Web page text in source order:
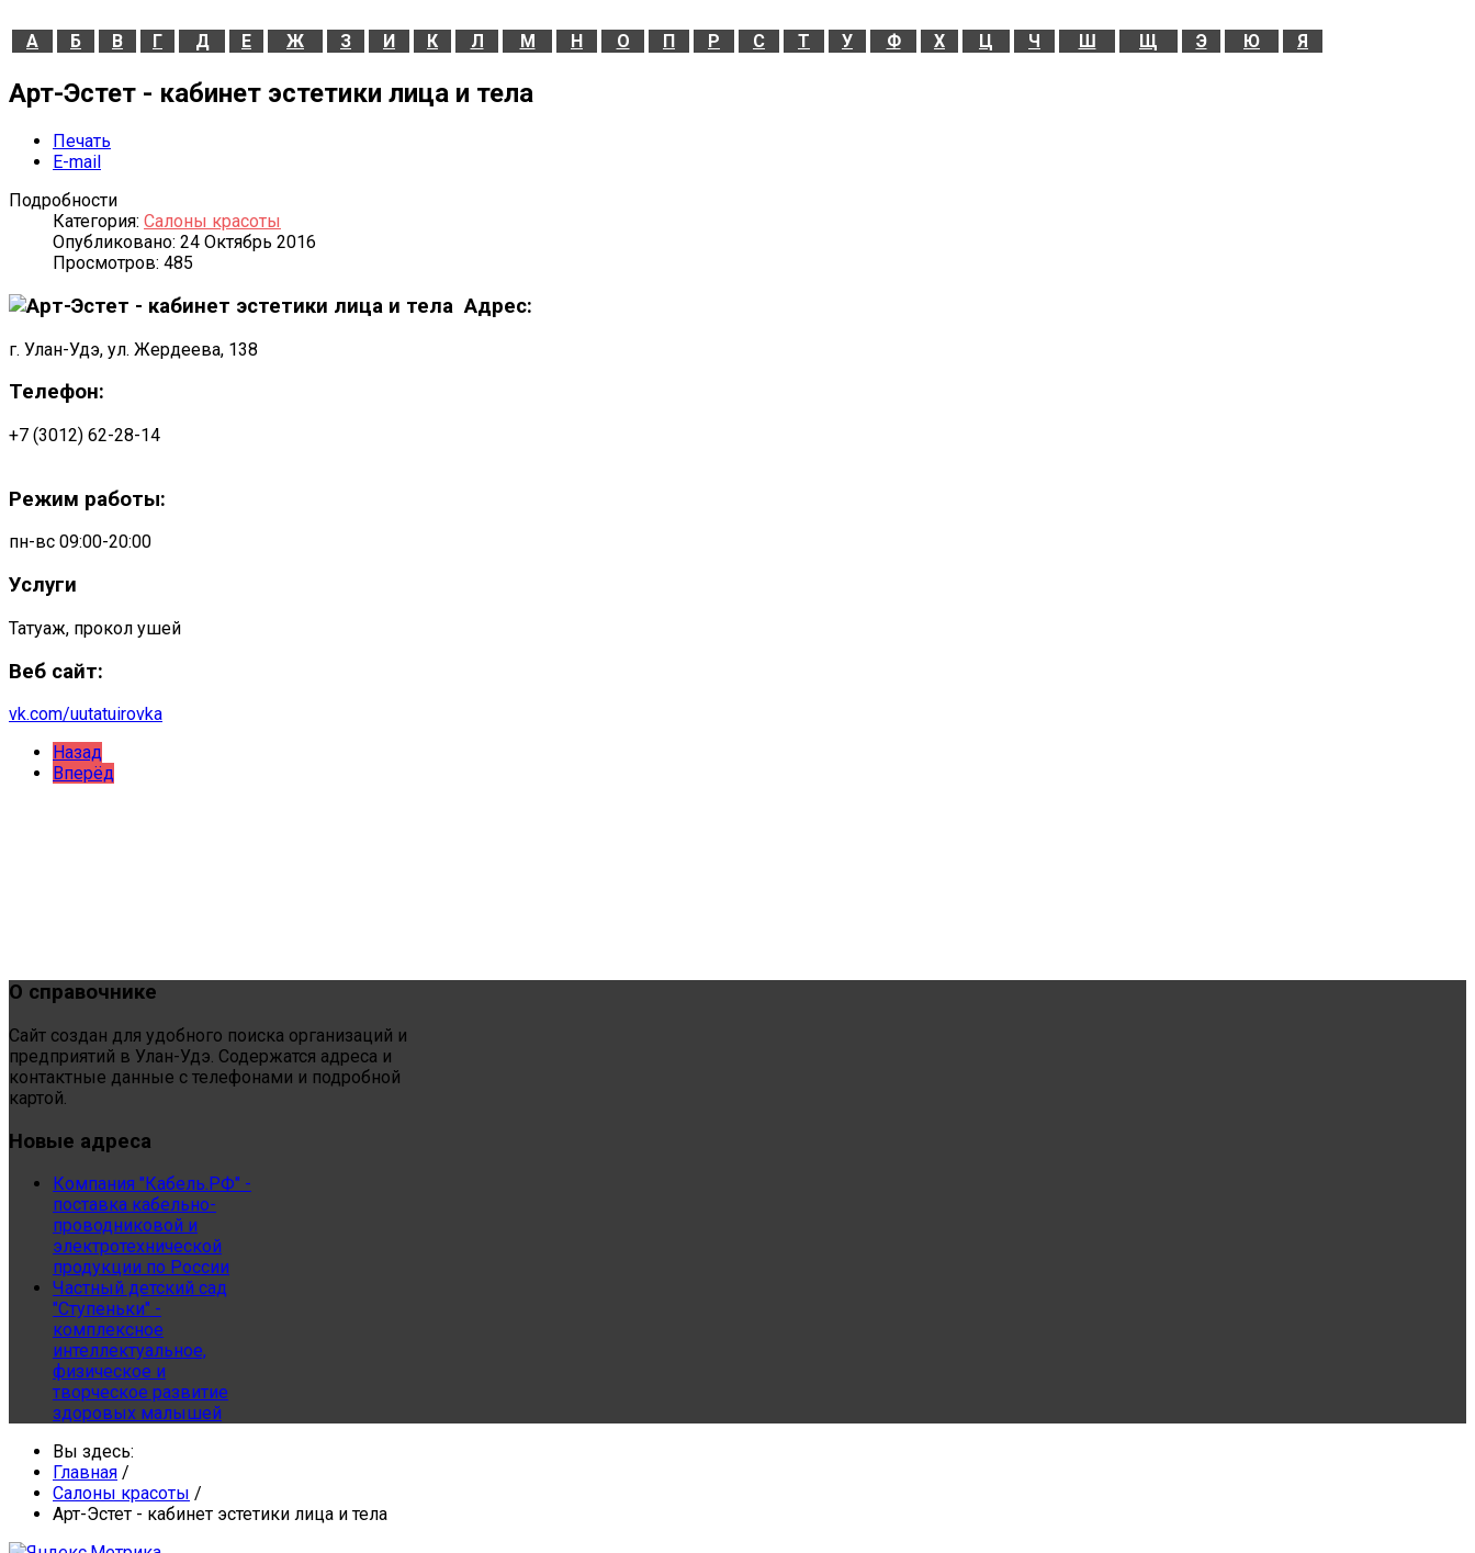
А Б В Г Д Е Ж З И К Л М Н О П Р С Т У Ф Х Ц Ч Ш Щ Э Ю Я
Арт-Эстет - кабинет эстетики лица и тела
Печать
E-mail
Подробности
Категория: Салоны красоты
Опубликовано: 24 Октябрь 2016
Просмотров: 485
Адрес:
г. Улан-Удэ, ул. Жердеева, 138
Телефон:
+7 (3012) 62-28-14
Режим работы:
пн-вс 09:00-20:00
Услуги
Татуаж, прокол ушей
Веб сайт:
vk.com/uutatuirovka
Назад
Вперёд
О справочнике
Сайт создан для удобного поиска организаций и
предприятий в Улан-Удэ. Содержатся адреса и
контактные данные с телефонами и подробной
картой.
Новые адреса
Компания "Кабель.РФ" -
поставка кабельно-
проводниковой и
электротехнической
продукции по России
Частный детский сад
"Ступеньки" -
комплексное
интеллектуальное,
физическое и
творческое развитие
здоровых малышей
Вы здесь:
Главная /
Салоны красоты /
Арт-Эстет - кабинет эстетики лица и тела